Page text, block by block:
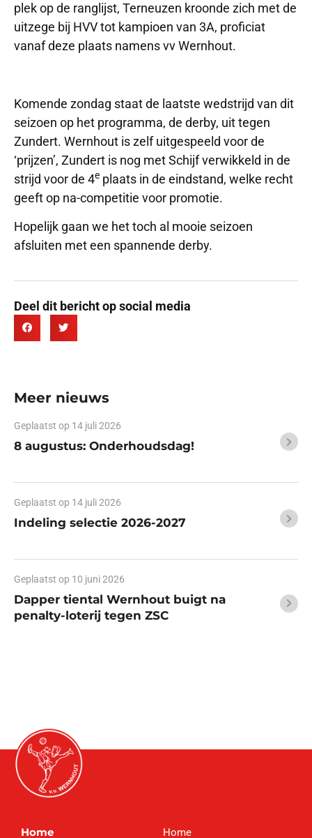
plek op de ranglijst, Terneuzen kroonde zich met de
uitzege bij HVV tot kampioen van 3A, proficiat
vanaf deze plaats namens vv Wernhout.
Komende zondag staat de laatste wedstrijd van dit
seizoen op het programma, de derby, uit tegen
Zundert. Wernhout is zelf uitgespeeld voor de
‘prijzen’, Zundert is nog met Schijf verwikkeld in de
strijd voor de 4e plaats in de eindstand, welke recht
geeft op na-competitie voor promotie.
Hopelijk gaan we het toch al mooie seizoen
afsluiten met een spannende derby.
Deel dit bericht op social media
Meer nieuws
Geplaatst op 14 juli 2026
8 augustus: Onderhoudsdag!
Geplaatst op 14 juli 2026
Indeling selectie 2026-2027
Geplaatst op 10 juni 2026
Dapper tiental Wernhout buigt na
penalty-loterij tegen ZSC
Home Home